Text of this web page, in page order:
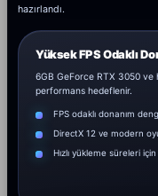
hazırlandı.
Yüksek FPS Odaklı
6GB GeForce RTX 3050 ve
performans hedeflenir.
FPS odaklı donanım
DirectX 12 ve modern
Hızlı yükleme süreleri için